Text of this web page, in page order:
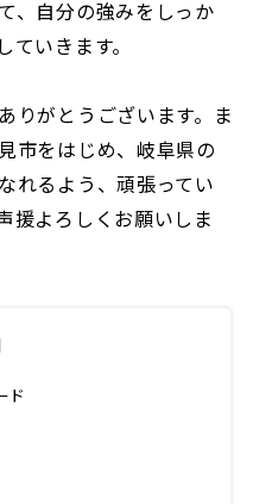
、自分の強みをしっか
いきます。
りがとうございます。ま
市をはじめ、岐阜県の
れるよう、頑張ってい
援よろしくお願いしま
ド